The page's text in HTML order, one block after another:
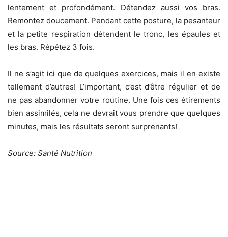
lentement et profondément. Détendez aussi vos bras.
Remontez doucement. Pendant cette posture, la pesanteur
et la petite respiration détendent le tronc, les épaules et
les bras. Répétez 3 fois.
Il ne s’agit ici que de quelques exercices, mais il en existe
tellement d’autres! L’important, c’est d’être régulier et de
ne pas abandonner votre routine. Une fois ces étirements
bien assimilés, cela ne devrait vous prendre que quelques
minutes, mais les résultats seront surprenants!
Source: Santé Nutrition